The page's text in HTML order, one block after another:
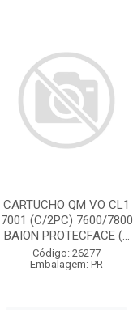
CARTUCHO QM VO CL1
7001 (C/2PC) 7600/7800
BAION PROTECFACE (...
Código: 26277
Embalagem: PR